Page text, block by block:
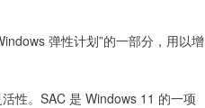
弹性计划”的一部分，用以增
性。SAC 是 Windows 11 的一项